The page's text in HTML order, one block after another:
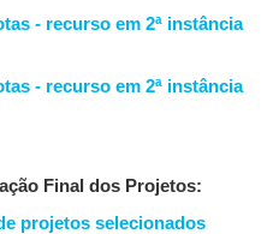
- recurso em 2ª instância
- recurso em 2ª instância
Final dos Projetos:
projetos selecionados